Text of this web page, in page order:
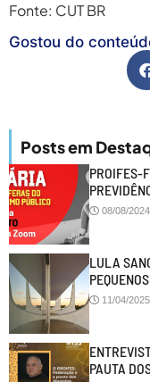
Fonte: CUT BR
Gostou do
Posts em
PROIFES-
08/08/2024
LULA
11/04/2025
PAUTA